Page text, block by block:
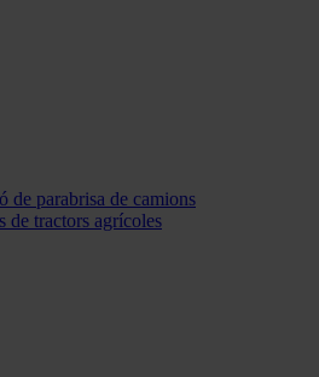
de parabrisa de camions
de tractors agrícoles